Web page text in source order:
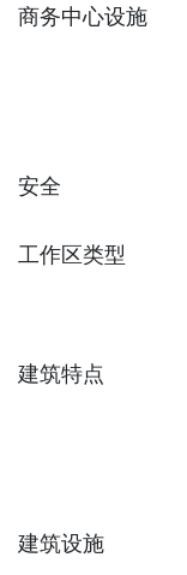
商务中心设施
安全
工作区类型
建筑特点
建筑设施